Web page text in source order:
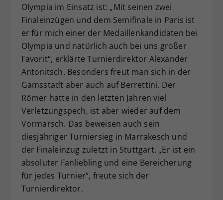
Olympia im Einsatz ist: „Mit seinen zwei
Finaleinzügen und dem Semifinale in Paris ist
er für mich einer der Medaillenkandidaten bei
Olympia und natürlich auch bei uns großer
Favorit“, erklärte Turnierdirektor Alexander
Antonitsch. Besonders freut man sich in der
Gamsstadt aber auch auf Berrettini. Der
Römer hatte in den letzten Jahren viel
Verletzungspech, ist aber wieder auf dem
Vormarsch. Das beweisen auch sein
diesjähriger Turniersieg in Marrakesch und
der Finaleinzug zuletzt in Stuttgart. „Er ist ein
absoluter Fanliebling und eine Bereicherung
für jedes Turnier“, freute sich der
Turnierdirektor.